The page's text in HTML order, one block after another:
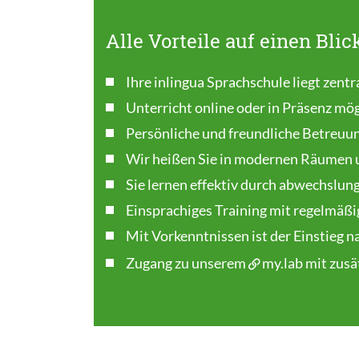
Alle Vorteile auf einen
Ihre inlingua Sprachschule liegt
Unterricht online oder in Präsenz
Persönliche und freundliche
Wir heißen Sie in modernen
Sie lernen effektiv durch
Einsprachiges Training mit
Mit Vorkenntnissen ist der Einstieg
Zugang zu unserem
my.labmit